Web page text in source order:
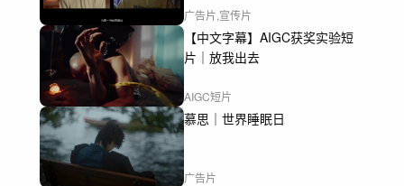
广告片,宣传片
【中文字幕】AIGC获奖实验短
片｜放我出去
AIGC短片
慕思｜世界睡眠日
广告片